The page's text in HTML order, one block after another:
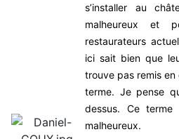
s’installer au
malheureux et
restaurateurs
ici sait bien que
trouve pas remis
terme. Je pense
dessus. Ce
malheureux.